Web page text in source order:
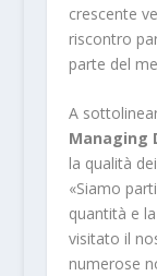
crescente
riscontro
parte del
A
Managing
la qualità
«Siamo
quantità e
visitato il
numerose